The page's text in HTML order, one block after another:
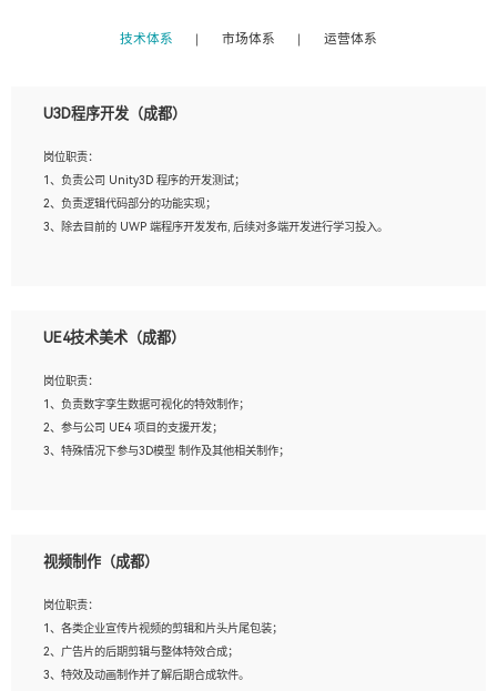
技术体系 市场体系 运营体系
U3D程序开发（成都）
岗位职责：
1、负责公司 Unity3D 程序的开发测试；
2、负责逻辑代码部分的功能实现；
3、除去目前的 UWP 端程序开发发布, 后续对多端开发进行学习投入。
2、熟练掌握 Unity3D 程序开发，精通 C# 语言开发；
4、有良好的沟通能力和团队合作意识；
5、开发过 HoloLens 程序者优先。
UE4技术美术（成都）
岗位职责：
1、负责数字孪生数据可视化的特效制作；
2、参与公司 UE4 项目的支援开发；
3、特殊情况下参与3D模型 制作及其他相关制作；
上；
3、想象力丰富, 有一定的艺术审美深度；
4、有良好的场景特效搭建功底；
5、熟悉 3Ds Max 或者 Maya；
6、有良好的沟通能力和团队合作意识；
视频制作（成都）
岗位职责：
1、各类企业宣传片视频的剪辑和片头片尾包装；
2、广告片的后期剪辑与整体特效合成；
3、特效及动画制作并了解后期合成软件。